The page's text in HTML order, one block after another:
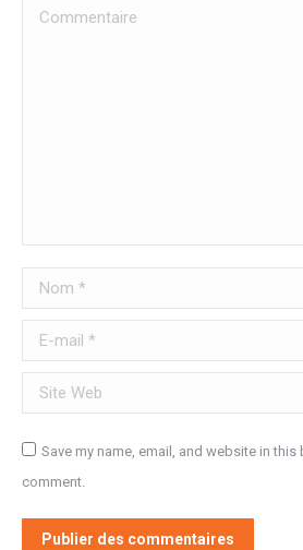
Commentaire
Nom *
E-mail *
Site Web
Save my name, email, and website in
comment.
Publier des commentaires